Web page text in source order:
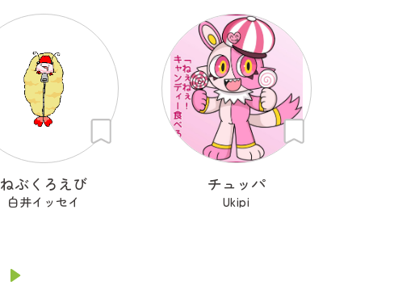
ねぶくろえび
白井イッセイ
チュッパ
Ukipi